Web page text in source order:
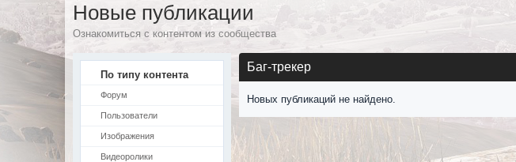
Новые публикации
Ознакомиться с контентом из сообщества
По типу контента
Форум
Пользователи
Изображения
Видеоролики
Баг-трекер
Новых публикаций не найдено.